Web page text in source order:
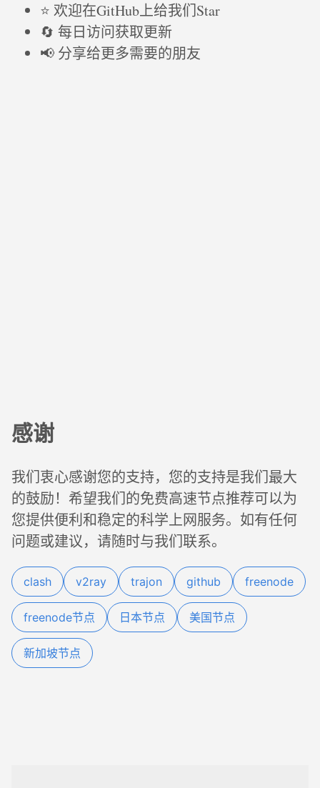
⭐ 欢迎在GitHub上给我们Star
🔄 每日访问获取更新
📢 分享给更多需要的朋友
感谢
我们衷心感谢您的支持，您的支持是我们最大
的鼓励！希望我们的免费高速节点推荐可以为
您提供便利和稳定的科学上网服务。如有任何
问题或建议，请随时与我们联系。
clash v2ray trajon github freenode
freenode节点 日本节点 美国节点
新加坡节点